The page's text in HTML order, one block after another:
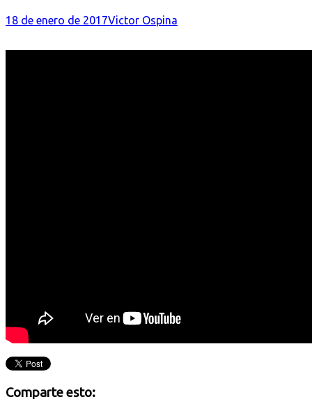
18 de enero de 2017Victor Ospina
Comparte esto: